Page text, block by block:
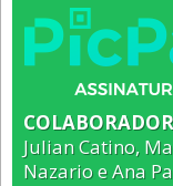
Julian Catino,
Nazario e Ana